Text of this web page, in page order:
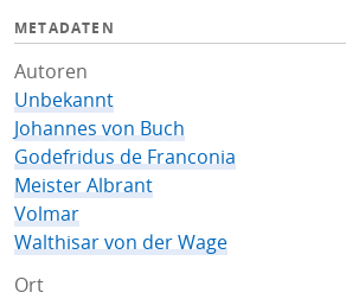
METADATEN
Autoren
Unbekannt
Johannes von Buch
Godefridus de Franconia
Meister Albrant
Volmar
Walthisar von der Wage
Ort